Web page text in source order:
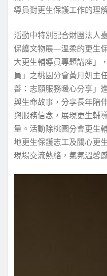
導員對更生保護工作的理
活動中特別配合財團法人
保護文物展—溫柔的更生
大更生輔導員專題講座」
員」之桃園分會黃月妍主
善：志願服務暖心分享」
與生命故事，分享長年陪
與服務信念，展現更生輔
量。活動除桃園分會更生
地更生保護志工及關心更
現場交流熱絡，氣氛溫馨